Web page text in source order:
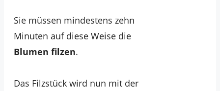
Sie müssen mindestens zehn
Minuten auf diese Weise die
Blumen filzen.
Das Filzstück wird nun mit der